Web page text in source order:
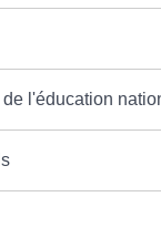
l'éducation